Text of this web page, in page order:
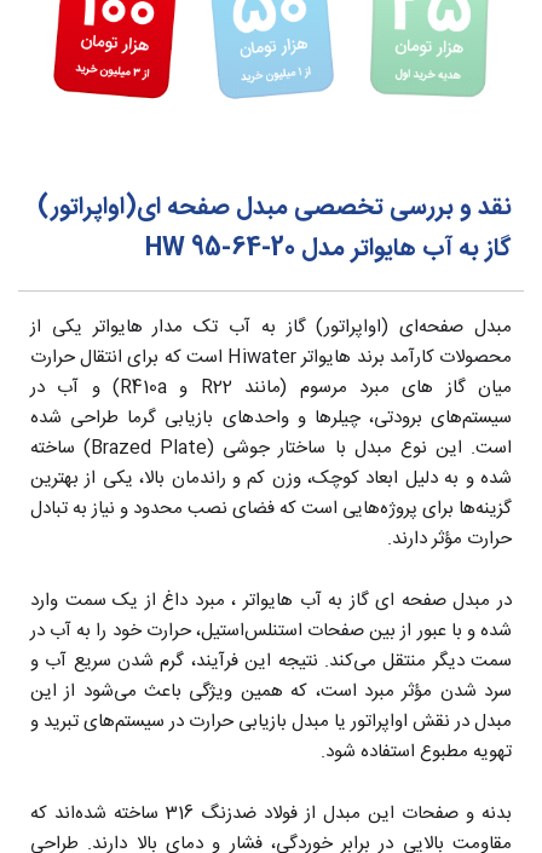
نقد و بررسی تخصصی مبدل صفحه ای(اواپراتور)
گاز به آب هایواتر مدل HW 95-64-20
مبدل صفحه‌ای (اواپراتور) گاز به آب تک مدار هایواتر یکی از
محصولات کارآمد برند هایواتر Hiwater است که برای انتقال حرارت
میان گاز های مبرد مرسوم (مانند R22 و R410a) و آب در
سیستم‌های برودتی، چیلرها و واحدهای بازیابی گرما طراحی شده
است. این نوع مبدل با ساختار جوشی (Brazed Plate) ساخته
شده و به دلیل ابعاد کوچک، وزن کم و راندمان بالا، یکی از بهترین
گزینه‌ها برای پروژه‌هایی است که فضای نصب محدود و نیاز به تبادل
حرارت مؤثر دارند.
در مبدل صفحه ای گاز به آب هایواتر ، مبرد داغ از یک سمت وارد
شده و با عبور از بین صفحات استنلس‌استیل، حرارت خود را به آب در
سمت دیگر منتقل می‌کند. نتیجه این فرآیند، گرم شدن سریع آب و
سرد شدن مؤثر مبرد است، که همین ویژگی باعث می‌شود از این
مبدل در نقش اواپراتور یا مبدل بازیابی حرارت در سیستم‌های تبرید و
تهویه مطبوع استفاده شود.
بدنه و صفحات این مبدل از فولاد ضدزنگ 316 ساخته شده‌اند که
مقاومت بالایی در برابر خوردگی، فشار و دمای بالا دارند. طراحی